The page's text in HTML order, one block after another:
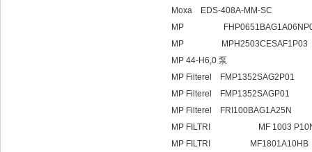
Moxa EDS-408A-MM-SC
MP
MP MPH2503CESAF1P03
MP 44-H6,0 泵
MP Filterel FMP1352SAG2P01
MP Filterel FMP1352SAGP01
MP Filterel FRI100BAG1A25N
MP FILTRI MF 1003
MP FILTRI MF1801A10HB